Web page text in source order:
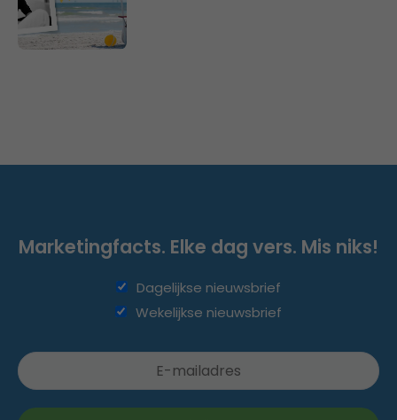
Marketingfacts. Elke dag vers. Mis niks!
Dagelijkse nieuwsbrief
Wekelijkse nieuwsbrief